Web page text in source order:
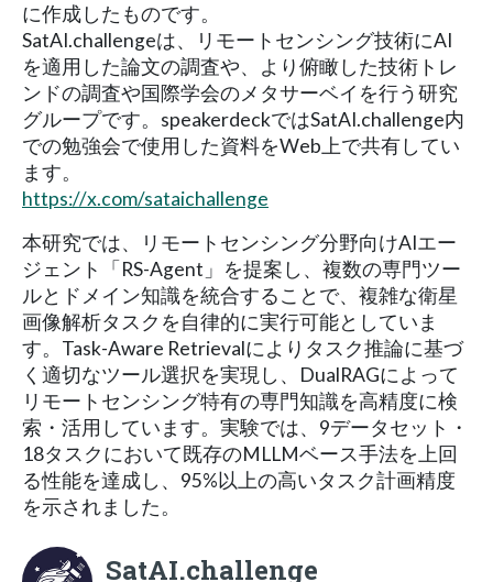
に作成したものです。
SatAI.challengeは、リモートセンシング技術にAI
を適用した論文の調査や、より俯瞰した技術トレ
ンドの調査や国際学会のメタサーベイを行う研究
グループです。speakerdeckではSatAI.challenge内
での勉強会で使用した資料をWeb上で共有してい
ます。
https://x.com/sataichallenge
本研究では、リモートセンシング分野向けAIエー
ジェント「RS-Agent」を提案し、複数の専門ツー
ルとドメイン知識を統合することで、複雑な衛星
画像解析タスクを自律的に実行可能としていま
す。Task-Aware Retrievalによりタスク推論に基づ
く適切なツール選択を実現し、DualRAGによって
リモートセンシング特有の専門知識を高精度に検
索・活用しています。実験では、9データセット・
18タスクにおいて既存のMLLMベース手法を上回
る性能を達成し、95%以上の高いタスク計画精度
を示されました。
SatAI.challenge